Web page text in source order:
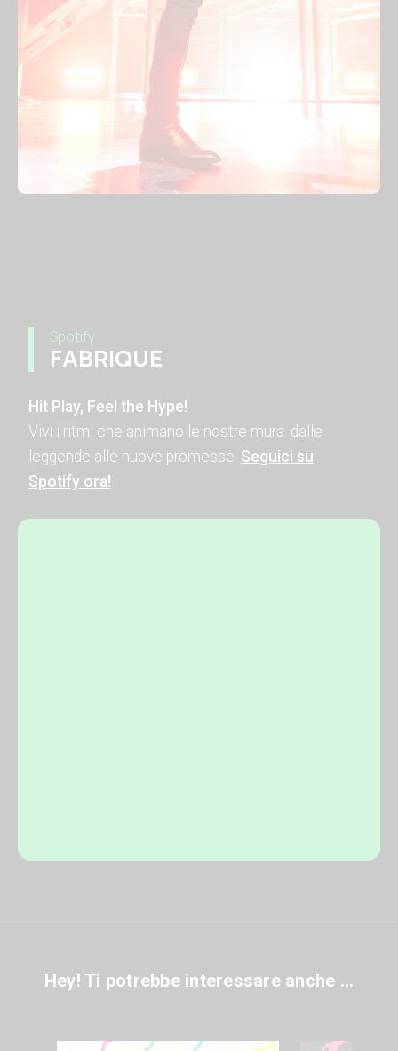
Spotify
FABRIQUE
Hit Play, Feel the Hype!
Vivi i ritmi che animano le nostre mura: dalle
leggende alle nuove promesse. Seguici su
Spotify ora!
Hey! Ti potrebbe interessare anche ...